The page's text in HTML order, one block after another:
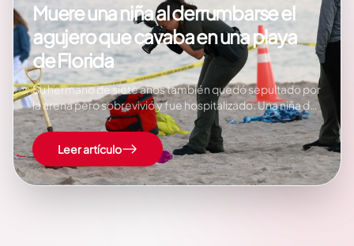
Muere una niña al derrumbarse el
agujero que cavaba en una playa
de Florida
Su hermano de siete años también quedó sepultado por
la arena pero sobrevivió y fue hospitalizado. Una niña de
cinco años ha muerto este martes y su hermano se
encuentra en el hospital después de que un agujero que
estaban cavando en la playa de Lauderdale-by-the-
Sea, en el estado…
Leer artículo